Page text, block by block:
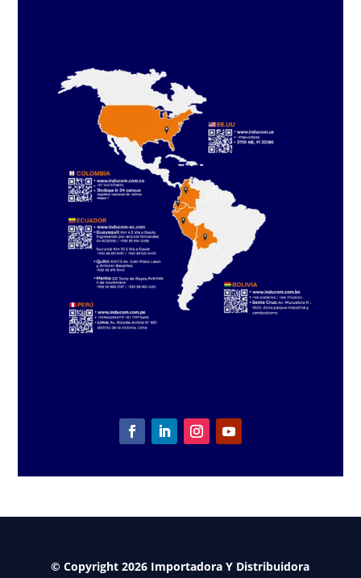
© Copyright 2026 Importadora Y Distribuidora